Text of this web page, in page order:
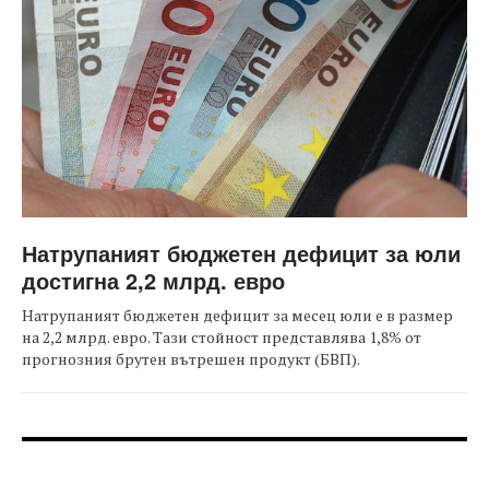
Натрупаният бюджетен дефицит за юли
достигна 2,2 млрд. евро
Натрупаният бюджетен дефицит за месец юли е в размер
на 2,2 млрд. евро. Тази стойност представлява 1,8% от
прогнозния брутен вътрешен продукт (БВП).